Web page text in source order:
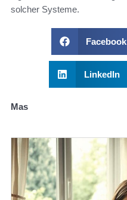
solcher Systeme.
Facebook
LinkedIn
Mas